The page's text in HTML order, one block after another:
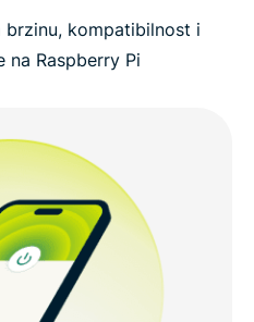
brzinu, kompatibilnost i
na Raspberry Pi